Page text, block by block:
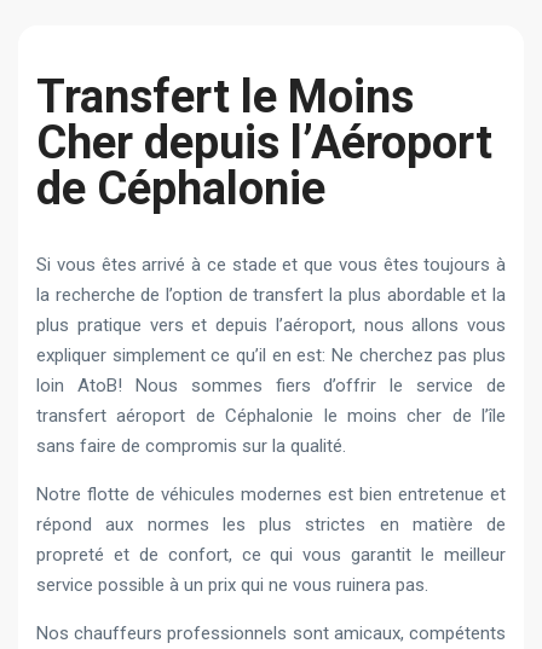
Transfert le Moins
Cher depuis l’Aéroport
de Céphalonie
Si vous êtes arrivé à ce stade et que vous êtes toujours à
la recherche de l’option de transfert la plus abordable et la
plus pratique vers et depuis l’aéroport, nous allons vous
expliquer simplement ce qu’il en est: Ne cherchez pas plus
loin AtoB! Nous sommes fiers d’offrir le service de
transfert aéroport de Céphalonie le moins cher de l’île
sans faire de compromis sur la qualité.
Notre flotte de véhicules modernes est bien entretenue et
répond aux normes les plus strictes en matière de
propreté et de confort, ce qui vous garantit le meilleur
service possible à un prix qui ne vous ruinera pas.
Nos chauffeurs professionnels sont amicaux, compétents